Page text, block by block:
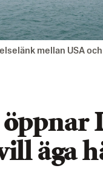
mellan USA
öppnar
äga